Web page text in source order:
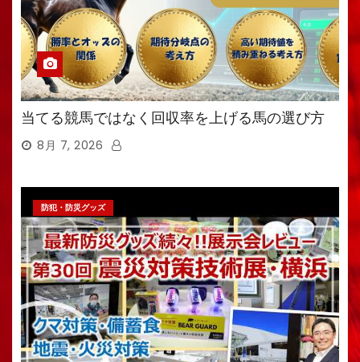
当てる競馬ではなく回収率を上げる馬の選び方
8月 7, 2026
防犯・防災グッズ